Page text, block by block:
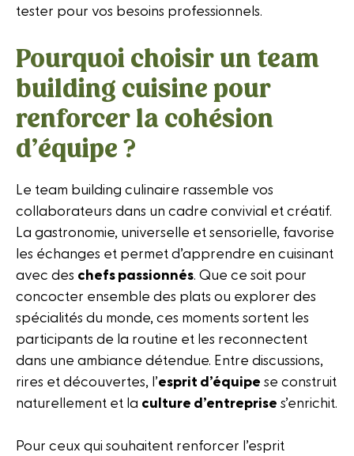
tester pour vos besoins professionnels.
Pourquoi choisir un team
building cuisine pour
renforcer la cohésion
d’équipe ?
Le team building culinaire rassemble vos
collaborateurs dans un cadre convivial et créatif.
La gastronomie, universelle et sensorielle, favorise
les échanges et permet d’apprendre en cuisinant
avec des chefs passionnés. Que ce soit pour
concocter ensemble des plats ou explorer des
spécialités du monde, ces moments sortent les
participants de la routine et les reconnectent
dans une ambiance détendue. Entre discussions,
rires et découvertes, l’esprit d’équipe se construit
naturellement et la culture d’entreprise s’enrichit.
Pour ceux qui souhaitent renforcer l’esprit